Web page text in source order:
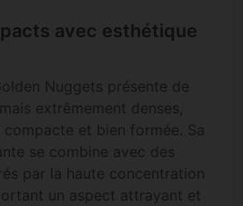
avec esthétique
Nuggets présente de
mais extrêmement denses,
et bien formée. Sa
se combine avec des
par la haute concentration
un aspect attrayant et